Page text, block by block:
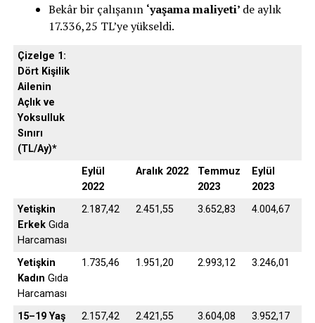
Bekâr bir çalışanın ‘yaşama maliyeti’ de aylık
17.336,25 TL’ye yükseldi.
Çizelge 1:
Dört Kişilik
Ailenin
Açlık ve
Yoksulluk
Sınırı
(TL/Ay)*
Eylül
2022
Aralık 2022
Temmuz
2023
Eylül
2023
Yetişkin
Erkek Gıda
Harcaması
2.187,42 2.451,55 3.652,83 4.004,67
Yetişkin
Kadın Gıda
Harcaması
1.735,46 1.951,20 2.993,12 3.246,01
15–19 Yaş
2.157,42 2.421,55 3.604,08 3.952,17